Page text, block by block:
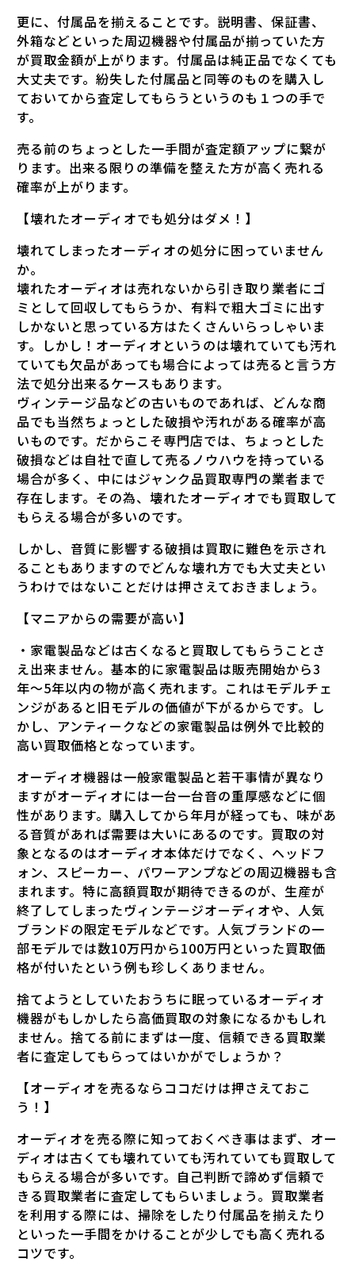
更に、付属品を揃えることです。説明書、保証書、
外箱などといった周辺機器や付属品が揃っていた方
が買取金額が上がります。付属品は純正品でなくても
大丈夫です。紛失した付属品と同等のものを購入し
ておいてから査定してもらうというのも１つの手で
す。
売る前のちょっとした一手間が査定額アップに繋が
ります。出来る限りの準備を整えた方が高く売れる
確率が上がります。
【壊れたオーディオでも処分はダメ！】
壊れてしまったオーディオの処分に困っていません
か。
壊れたオーディオは売れないから引き取り業者にゴ
ミとして回収してもらうか、有料で粗大ゴミに出す
しかないと思っている方はたくさんいらっしゃいま
す。しかし！オーディオというのは壊れていても汚れ
ていても欠品があっても場合によっては売ると言う方
法で処分出来るケースもあります。
ヴィンテージ品などの古いものであれば、どんな商
品でも当然ちょっとした破損や汚れがある確率が高
いものです。だからこそ専門店では、ちょっとした
破損などは自社で直して売るノウハウを持っている
場合が多く、中にはジャンク品買取専門の業者まで
存在します。その為、壊れたオーディオでも買取して
もらえる場合が多いのです。
しかし、音質に影響する破損は買取に難色を示され
ることもありますのでどんな壊れ方でも大丈夫とい
うわけではないことだけは押さえておきましょう。
【マニアからの需要が高い】
・家電製品などは古くなると買取してもらうことさ
え出来ません。基本的に家電製品は販売開始から3
年〜5年以内の物が高く売れます。これはモデルチェ
ンジがあると旧モデルの価値が下がるからです。し
かし、アンティークなどの家電製品は例外で比較的
高い買取価格となっています。
オーディオ機器は一般家電製品と若干事情が異なり
ますがオーディオには一台一台音の重厚感などに個
性があります。購入してから年月が経っても、味があ
る音質があれば需要は大いにあるのです。買取の対
象となるのはオーディオ本体だけでなく、ヘッドフ
ォン、スピーカー、パワーアンプなどの周辺機器も含
まれます。特に高額買取が期待できるのが、生産が
終了してしまったヴィンテージオーディオや、人気
ブランドの限定モデルなどです。人気ブランドの一
部モデルでは数10万円から100万円といった買取価
格が付いたという例も珍しくありません。
捨てようとしていたおうちに眠っているオーディオ
機器がもしかしたら高価買取の対象になるかもしれ
ません。捨てる前にまずは一度、信頼できる買取業
者に査定してもらってはいかがでしょうか？
【オーディオを売るならココだけは押さえておこ
う！】
オーディオを売る際に知っておくべき事はまず、オー
ディオは古くても壊れていても汚れていても買取して
もらえる場合が多いです。自己判断で諦めず信頼で
きる買取業者に査定してもらいましょう。買取業者
を利用する際には、掃除をしたり付属品を揃えたり
といった一手間をかけることが少しでも高く売れる
コツです。